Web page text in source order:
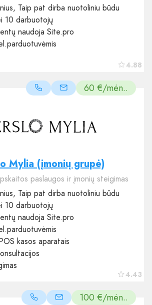
4.88
Taip pat dirba nuotoliniu būdu
10 darbuotojų
naudoja Site.pro
60 €/mėn..
4.43
Mylia (įmonių grupė)
paslaugos ir įmonių steigimas
Taip pat dirba nuotoliniu būdu
10 darbuotojų
naudoja Site.pro
kasos aparatais
100 €/mėn..